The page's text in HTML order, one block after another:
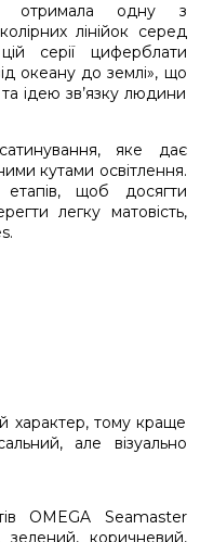
отримала одну з
лінійок серед
серії циферблати
океану до землі», що
ідею зв’язку людини
яке дає
кутами освітлення.
щоб досягти
легку матовість,
характер, тому краще
але візуально